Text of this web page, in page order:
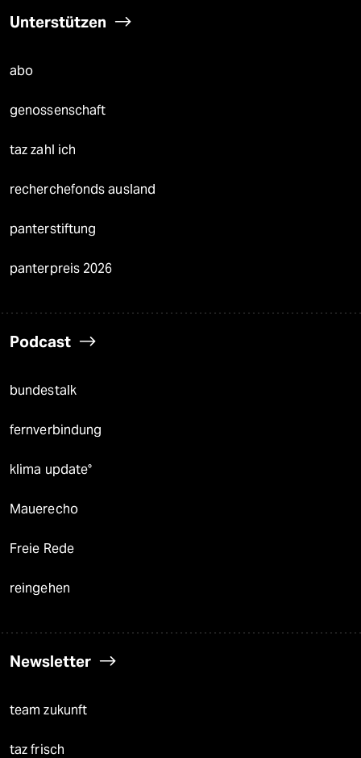
Unterstützen
abo
genossenschaft
taz zahl ich
recherchefonds ausland
panterstiftung
panterpreis 2026
Podcast
bundestalk
fernverbindung
klima update°
Mauerecho
Freie Rede
reingehen
Newsletter
team zukunft
taz frisch